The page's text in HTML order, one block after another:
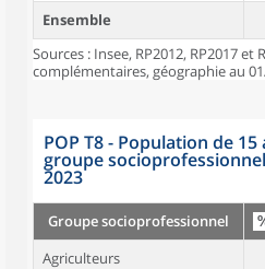
Ensemble
Sources : Insee, RP2012, RP2017
complémentaires, géographie au
POP T8 - Population de
groupe
2023
Groupe socioprofessionnel
Agriculteurs